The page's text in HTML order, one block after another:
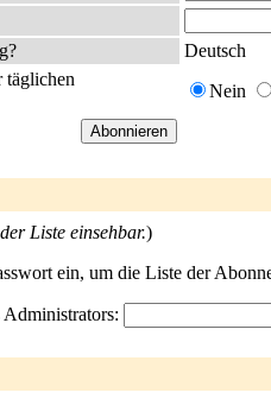
Deutsch
täglichen
Nein
Liste einsehbar.)
ein, um die Liste der